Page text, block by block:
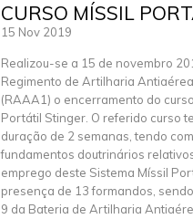
CURSO MÍSSIL
15 Nov 2019
Realizou-se a 15 de novembro
Regimento de Artilharia Antiaérea
(RAAA1) o encerramento do
Portátil Stinger. O referido curso
duração de 2 semanas, tendo
fundamentos doutrinários
emprego deste Sistema Míssil
presença de 13 formandos,
9 da Bateria de Artilharia